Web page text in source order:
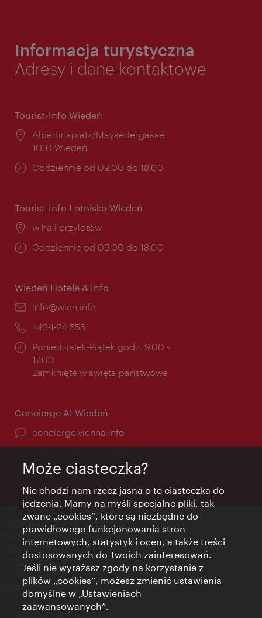
Informacja turystyczna
Adresy i dane kontaktowe
Tourist-Info Wiedeń
Miejsce:
Albertinaplatz/Maysedergasse
1010 Wiedeń
Godziny
Codziennie od 09.00 do 18.00
Tourist-Info Lotnisko Wiedeń
Miejsce:
w hali przylotów
Godziny
Codziennie od 09.00 do 18.00
Wiedeń Hotele & Info
E-
info@wien.info
Telefon:
+43-1-24 555
Godziny
otwarcia:
Poniedziałek-Piątek godz. 9.00 -
17.00
Zamknięte w święta państwowe
Concierge AI Wiedeń
concierge.vienna.info
Kontakt
Credits
Zgoda na przetwarzanie danych osobowych
Terms of Use
Dostępność
Kontakt prasowy
Ustawienia cookies
Może ciasteczka?
Nie chodzi nam rzecz jasna o te ciasteczka do
jedzenia. Mamy na myśli specjalne pliki, tak
zwane „cookies”, które są niezbędne do
prawidłowego funkcjonowania stron
internetowych, statystyk i ocen, a także treści
dostosowanych do Twoich zainteresowań.
Jeśli nie wyrażasz zgody na korzystanie z
plików „cookies”, możesz zmienić ustawienia
domyślne w „Ustawieniach
zaawansowanych”.